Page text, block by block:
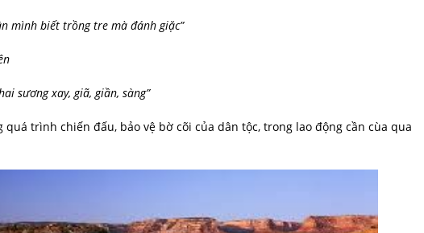
mình biết trồng tre mà đánh giặc”
sương xay, giã, giần, sàng”
trình chiến đấu, bảo vệ bờ cõi của dân tộc, trong lao động cần cùa qua